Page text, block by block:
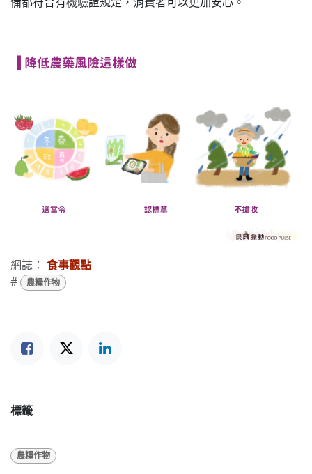
網誌： 食事觀點
#
農糧作物
標籤
農糧作物